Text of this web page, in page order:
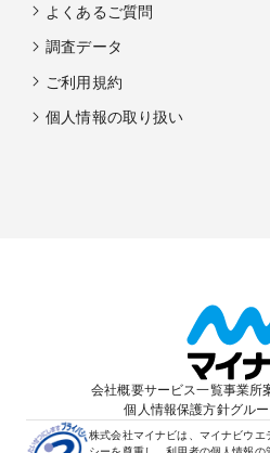
よくあるご質問
調査データ
ご利用規約
個人情報の取り扱い
会社概要サービス一覧事業所
個人情報保護方針グル
株式会社マイナビは、マイナビウ